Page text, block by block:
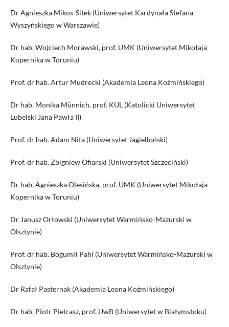
Dr Agnieszka Mikos-Sitek (Uniwersytet Kardynała Stefana
Wyszyńskiego w Warszawie)
Dr hab. Wojciech Morawski, prof. UMK (Uniwersytet Mikołaja
Kopernika w Toruniu)
Prof. dr hab. Artur Mudrecki (Akademia Leona Koźmińskiego)
Dr hab. Monika Münnich, prof. KUL (Katolicki Uniwersytet
Lubelski Jana Pawła II)
Prof. dr hab. Adam Nita (Uniwersytet Jagielloński)
Prof. dr hab. Zbigniew Ofiarski (Uniwersytet Szczeciński)
Dr hab. Agnieszka Olesińska, prof. UMK (Uniwersytet Mikołaja
Kopernika w Toruniu)
Dr Janusz Orłowski (Uniwersytet Warmińsko-Mazurski w
Olsztynie)
Prof. dr hab. Bogumił Pahl (Uniwersytet Warmińsko-Mazurski w
Olsztynie)
Dr Rafał Pasternak (Akademia Leona Koźmińskiego)
Dr hab. Piotr Pietrasz, prof. UwB (Uniwersytet w Białymstoku)